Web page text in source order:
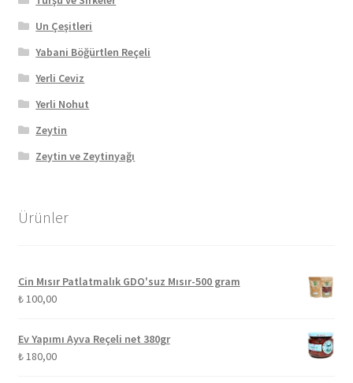
Un Çeşitleri
Yabani Böğürtlen Reçeli
Yerli Ceviz
Yerli Nohut
Zeytin
Zeytin ve Zeytinyağı
Ürünler
Cin Mısır Patlatmalık GDO'suz Mısır-500 gram
₺100,00
Ev Yapımı Ayva Reçeli net 380gr
₺180,00